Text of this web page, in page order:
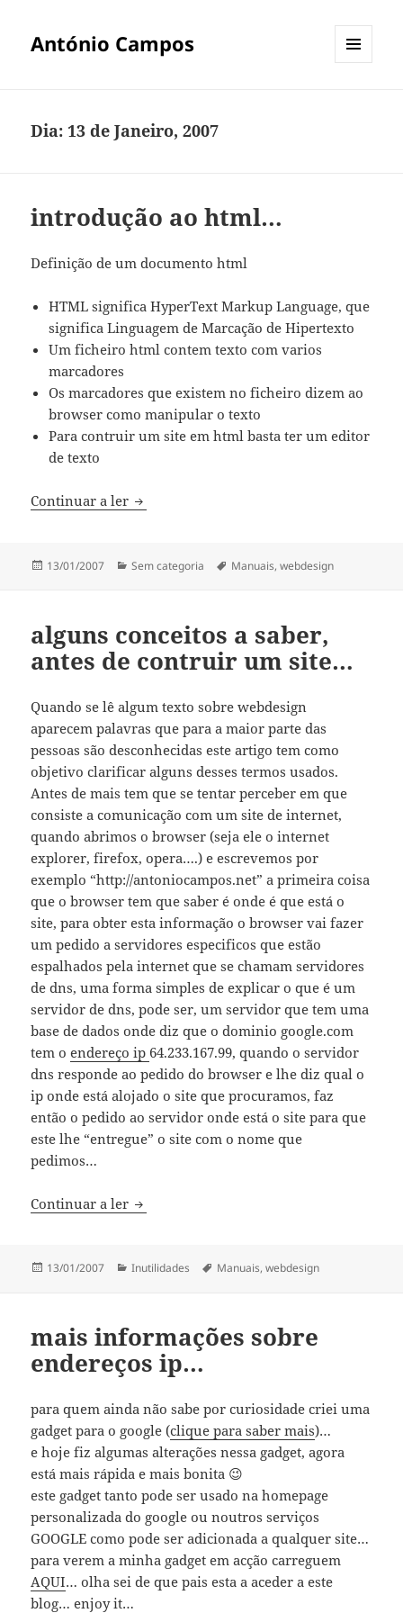
António Campos
Dia: 13 de Janeiro, 2007
introdução ao html…
Definição de um documento html
HTML significa HyperText Markup Language, que
significa Linguagem de Marcação de Hipertexto
Um ficheiro html contem texto com varios
marcadores
Os marcadores que existem no ficheiro dizem ao
browser como manipular o texto
Para contruir um site em html basta ter um editor
de texto
Continuar a ler introdução ao html…
Publicado
13/01/2007 Categorias
Sem categoria Etiquetas
Manuais,webdesign
alguns conceitos a saber,
antes de contruir um site…
Quando se lê algum texto sobre webdesign
aparecem palavras que para a maior parte das
pessoas são desconhecidas este artigo tem como
objetivo clarificar alguns desses termos usados.
Antes de mais tem que se tentar perceber em que
consiste a comunicação com um site de internet,
quando abrimos o browser (seja ele o internet
explorer, firefox, opera….) e escrevemos por
exemplo “http://antoniocampos.net” a primeira coisa
que o browser tem que saber é onde é que está o
site, para obter esta informação o browser vai fazer
um pedido a servidores especificos que estão
espalhados pela internet que se chamam servidores
de dns, uma forma simples de explicar o que é um
servidor de dns, pode ser, um servidor que tem uma
base de dados onde diz que o dominio google.com
tem oendereço ip 64.233.167.99, quando o servidor
dns responde ao pedido do browser e lhe diz qual o
ip onde está alojado o site que procuramos, faz
então o pedido ao servidor onde está o site para que
este lhe “entregue” o site com o nome que
pedimos…
Continuar a ler alguns conceitos a saber, antes de
Publicado
13/01/2007 Categorias
Inutilidades Etiquetas
Manuais,webdesign
mais informações sobre
endereços ip…
para quem ainda não sabe por curiosidade criei uma
gadget para o google (clique para saber mais)…
e hoje fiz algumas alterações nessa gadget, agora
está mais rápida e mais bonita 😉
este gadget tanto pode ser usado na homepage
personalizada do google ou noutros serviços
GOOGLE como pode ser adicionada a qualquer site…
para verem a minha gadget em acção carreguem
AQUI… olha sei de que pais esta a aceder a este
blog… enjoy it…